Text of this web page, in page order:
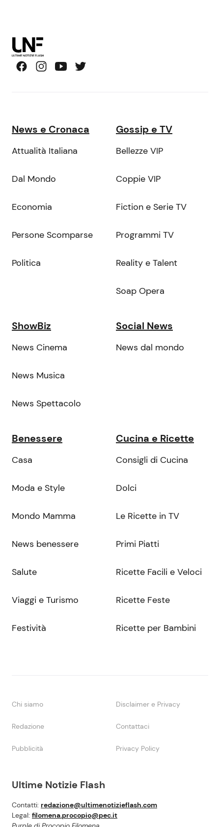
Ultime Notizie Flash
Contatti: redazione@ultimenotizieflash.com
Legal: filomena.procopio@pec.it
News e Cronaca
Attualità Italiana
Dal Mondo
Economia
Persone Scomparse
Politica
Gossip e TV
Bellezze VIP
Coppie VIP
Fiction e Serie TV
Programmi TV
Reality e Talent
Soap Opera
ShowBiz
News Cinema
News Musica
News Spettacolo
Social News
News dal mondo
Benessere
Casa
Moda e Style
Mondo Mamma
News benessere
Salute
Viaggi e Turismo
Festività
Cucina e Ricette
Consigli di Cucina
Dolci
Le Ricette in TV
Primi Piatti
Ricette Facili e Veloci
Ricette Feste
Ricette per Bambini
Chi siamo Disclaimer e Privacy
Redazione Contattaci
Pubblicità Privacy Policy